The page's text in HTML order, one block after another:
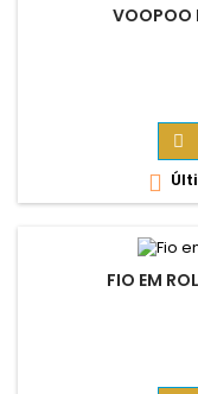
VOOPOO


FIO EM